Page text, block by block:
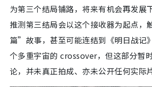
为第三个结局铺路，将来有机会再发展
推测第三结局会以这个接收器为起点，
篇”故事，甚至可能连结到《明日战记
个多重宇宙的 crossover，但这部分暂
论，并未真正拍成、亦未公开任何实际